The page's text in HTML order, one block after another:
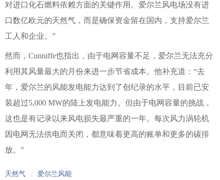
对进口化石燃料依赖方面的关键作用。爱尔兰风电场没有进
口数亿欧元的天然气，而是确保资金留在国内，支持爱尔兰
工人和企业。”
然而，Cunniffe也指出，由于电网容量不足，爱尔兰无法充分
利用其风量最大的月份来进一步节省成本。他补充道：“去
年，爱尔兰的风能发电能力达到了创纪录的水平，目前已安
装超过5,000 MW的陆上发电能力。但由于电网容量的挑战，
这也是有记录以来风电损失最严重的一年。每次风力涡轮机
因电网无法供电而关闭，都意味着更高的账单和更多的碳排
放。”
天然气 / 爱尔兰风能